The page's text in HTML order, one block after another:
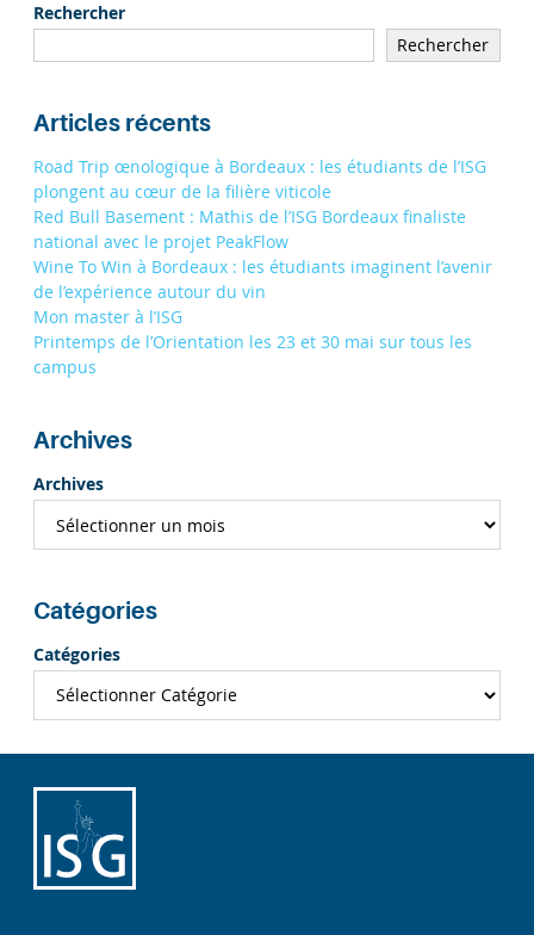
Rechercher
Rechercher
Articles récents
Road Trip œnologique à Bordeaux : les étudiants de l’ISG
plongent au cœur de la filière viticole
Red Bull Basement : Mathis de l’ISG Bordeaux finaliste
national avec le projet PeakFlow
Wine To Win à Bordeaux : les étudiants imaginent l’avenir
de l’expérience autour du vin
Mon master à l’ISG
Printemps de l’Orientation les 23 et 30 mai sur tous les
campus
Archives
Archives
Catégories
Catégories